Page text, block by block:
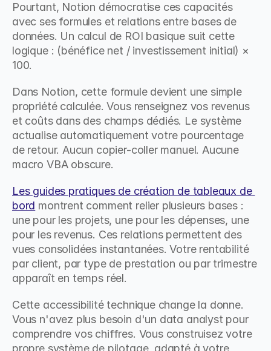
Pourtant, Notion démocratise ces capacités
avec ses formules et relations entre bases de
données. Un calcul de ROI basique suit cette
logique : (bénéfice net / investissement initial) ×
100.
Dans Notion, cette formule devient une simple
propriété calculée. Vous renseignez vos revenus
et coûts dans des champs dédiés. Le système
actualise automatiquement votre pourcentage
de retour. Aucun copier-coller manuel. Aucune
macro VBA obscure.
Les guides pratiques de création de tableaux de
bord montrent comment relier plusieurs bases :
une pour les projets, une pour les dépenses, une
pour les revenus. Ces relations permettent des
vues consolidées instantanées. Votre rentabilité
par client, par type de prestation ou par trimestre
apparaît en temps réel.
Cette accessibilité technique change la donne.
Vous n'avez plus besoin d'un data analyst pour
comprendre vos chiffres. Vous construisez votre
propre système de pilotage, adapté à votre